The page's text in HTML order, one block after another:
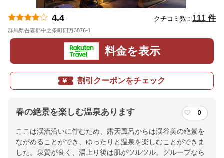
4.4 クチコミ数 : 111 件
群馬県吾妻郡中之条町四万3876-1
料金を表示
割引クーポンをチェック
春の絶景を楽しむ温泉あります 0
ここは渓流沿いに佇むため、露天風呂からは渓谷美の絶景を
ながめることができ、ゆったりと温泉を楽しむことができま
した。泉質が良く、湯上り後は肌がツルツル。グループなら